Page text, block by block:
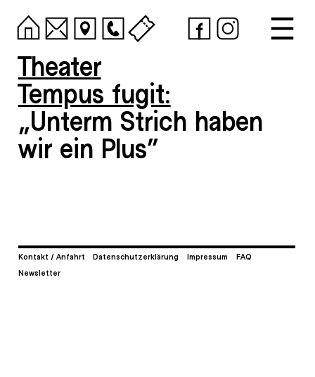
Theater
Tempus fugit:
„Unterm Strich haben
wir ein Plus“
Kontakt / Anfahrt Datenschutzerklärung Impressum
FAQ
Newsletter